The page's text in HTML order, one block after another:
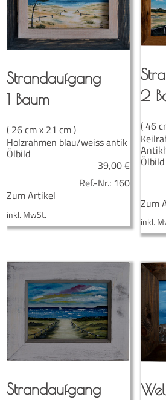
Strand­auf­gang
1 Baum
( 26 cm x 21 cm )
Holzrahmen blau/weiss antik
Ölbild
39,00€
Ref.-Nr.: 160
Zum Artikel
inkl. MwSt.
2
( 46
Ölbild
Zum
inkl.
Strand­auf­gang